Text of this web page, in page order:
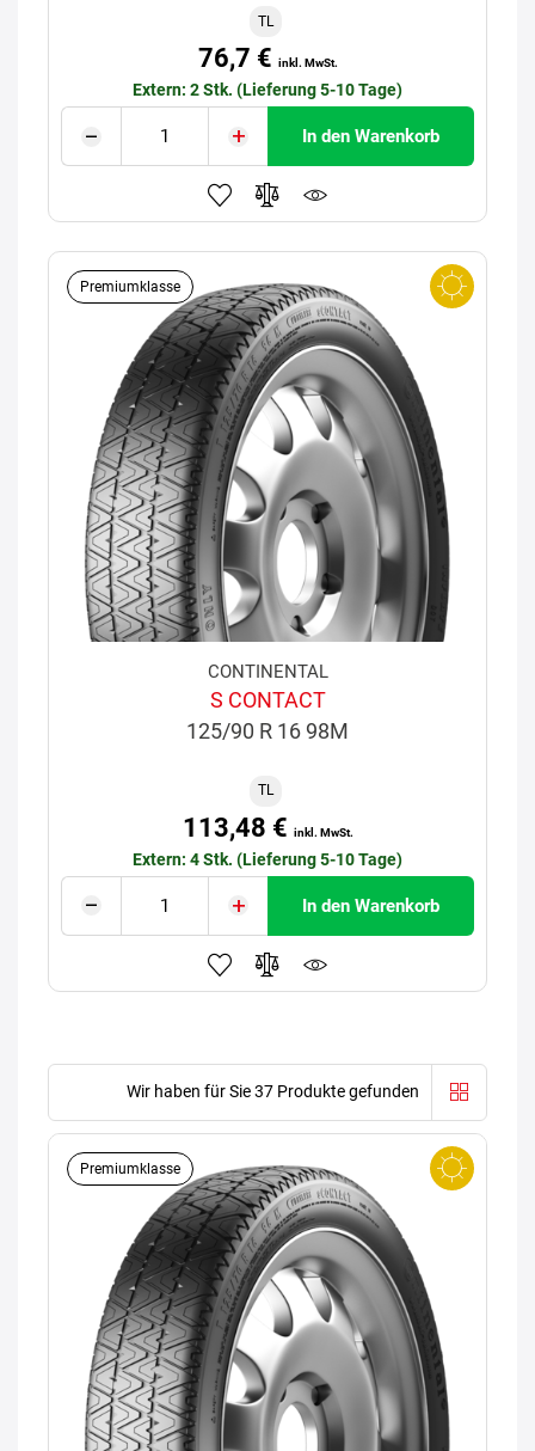
TL
76,7 € inkl. MwSt.
Extern: 2 Stk. (Lieferung 5-10 Tage)
In den Warenkorb
Premiumklasse
CONTINENTAL
S CONTACT
125/90 R 16 98M
TL
113,48 € inkl. MwSt.
Extern: 4 Stk. (Lieferung 5-10 Tage)
In den Warenkorb
Wir haben für Sie 37 Produkte gefunden
Premiumklasse